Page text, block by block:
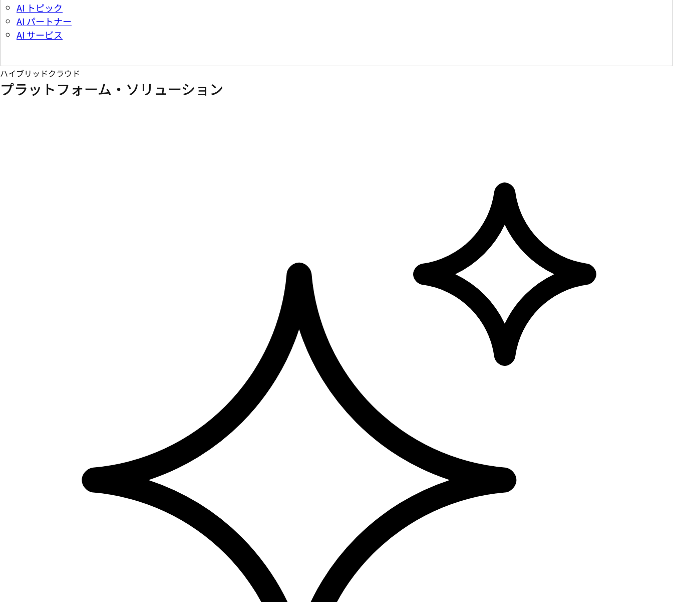
AI トピック
AI パートナー
AI サービス
ハイブリッドクラウド
プラットフォーム・ソリューション